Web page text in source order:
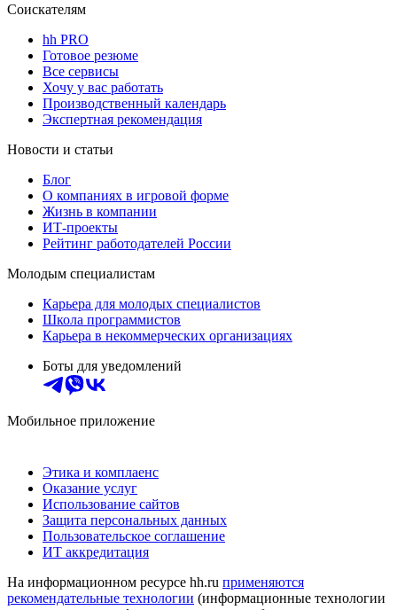
Соискателям
hh PRO
Готовое резюме
Все сервисы
Хочу у вас работать
Производственный календарь
Экспертная рекомендация
Новости и статьи
Блог
О компаниях в игровой форме
Жизнь в компании
ИТ-проекты
Рейтинг работодателей России
Молодым специалистам
Карьера для молодых специалистов
Школа программистов
Карьера в некоммерческих организациях
Боты для уведомлений
Мобильное приложение
Этика и комплаенс
Оказание услуг
Использование сайтов
Защита персональных данных
Пользовательское соглашение
ИТ аккредитация
На информационном ресурсе hh.ru применяются
рекомендательные технологии (информационные технологии